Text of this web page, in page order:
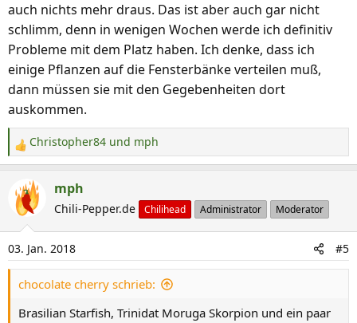
auch nichts mehr draus. Das ist aber auch gar nicht
schlimm, denn in wenigen Wochen werde ich definitiv
Probleme mit dem Platz haben. Ich denke, dass ich
einige Pflanzen auf die Fensterbänke verteilen muß,
dann müssen sie mit den Gegebenheiten dort
auskommen.
R
e
a
k
i
o
n
e
n
Christopher84 und mph
mph
Chili-Pepper.de Chilihead Administrator Moderator
03. Jan. 2018 #5
chocolate cherry schrieb:
Brasilian Starfish, Trinidat Moruga Skorpion und ein paar